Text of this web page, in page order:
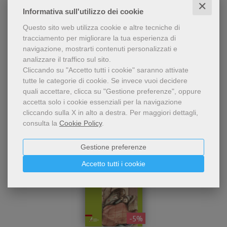
Informativa sull'utilizzo dei cookie ✕
Questo sito web utilizza cookie e altre tecniche di
tracciamento per migliorare la tua esperienza di
navigazione, mostrarti contenuti personalizzati e
analizzare il traffico sul sito.
Cliccando su "Accetto tutti i cookie" saranno attivate
tutte le categorie di cookie. Se invece vuoi decidere
quali accettare, clicca su "Gestione preferenze", oppure
accetta solo i cookie essenziali per la navigazione
cliccando sulla X in alto a destra. Per maggiori dettagli,
consulta la Cookie Policy.
Accetto tutti i cookie
Gestione preferenze
ricchezza dell'anzianità che
muovono dal racconto di
vita di un personaggio
biblico e dalla
testimonianza personale
del pontefice.
,
Cosetta Derni
12,00 € 11,40 €
- 5%